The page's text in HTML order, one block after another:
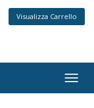
Visualizza Carrello